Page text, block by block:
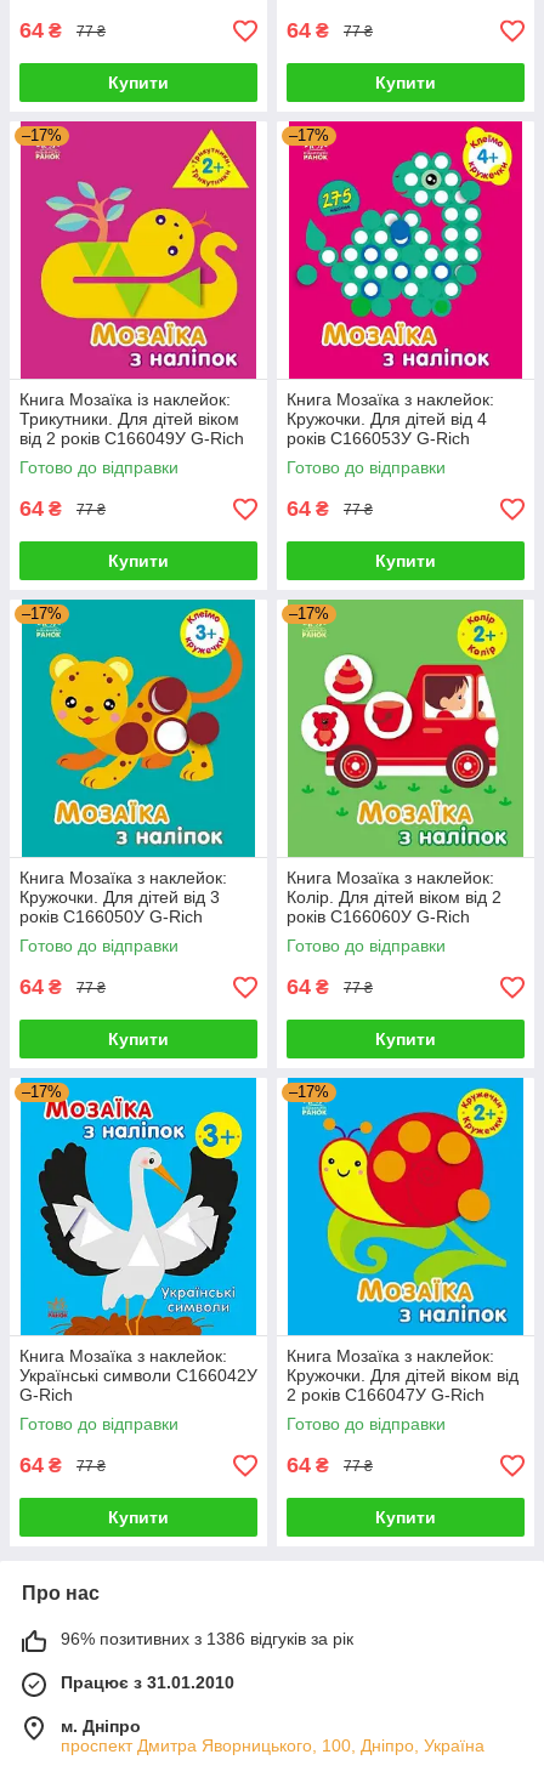
64 ₴ 77 ₴
Купити
64 ₴ 77 ₴
Купити
–17%
Книга Мозаїка із наклейок:
Трикутники. Для дітей віком
від 2 років С166049У G-Rich
Готово до відправки
64 ₴ 77 ₴
Купити
–17%
Книга Мозаїка з наклейок:
Кружочки. Для дітей від 4
років С166053У G-Rich
Готово до відправки
64 ₴ 77 ₴
Купити
–17%
Книга Мозаїка з наклейок:
Кружочки. Для дітей від 3
років С166050У G-Rich
Готово до відправки
64 ₴ 77 ₴
Купити
–17%
Книга Мозаїка з наклейок:
Колір. Для дітей віком від 2
років С166060У G-Rich
Готово до відправки
64 ₴ 77 ₴
Купити
–17%
Книга Мозаїка з наклейок:
Українські символи С166042У
G-Rich
Готово до відправки
64 ₴ 77 ₴
Купити
–17%
Книга Мозаїка з наклейок:
Кружочки. Для дітей віком від
2 років С166047У G-Rich
Готово до відправки
64 ₴ 77 ₴
Купити
Про нас
96% позитивних з 1386 відгуків за рік
Працює з 31.01.2010
м. Дніпро
проспект Дмитра Яворницького, 100, Дніпро, Україна